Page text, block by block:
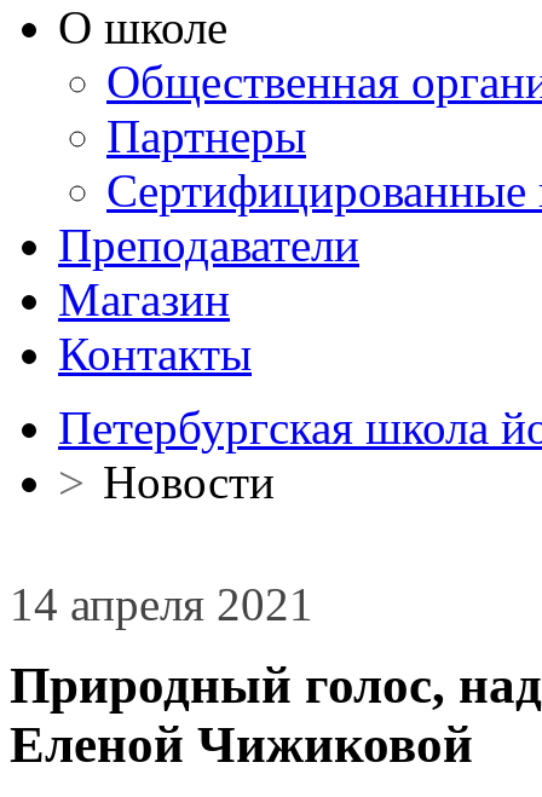
О школе
Общественная
Партнеры
Сертифицированные
Преподаватели
Магазин
Контакты
Петербургская школа
> Новости
14 апреля 2021
Природный голос,
Еленой Чижиковой